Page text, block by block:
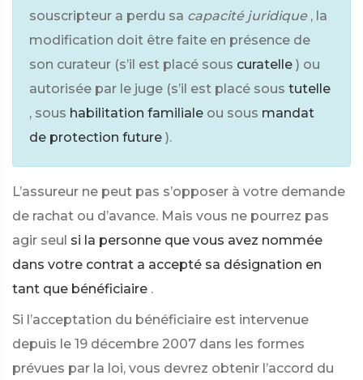
souscripteur a perdu sa capacité juridique , la
modification doit être faite en présence de
son curateur (s’il est placé sous curatelle ) ou
autorisée par le juge (s’il est placé sous tutelle
, sous habilitation familiale ou sous mandat
de protection future ).
L’assureur ne peut pas s’opposer à votre demande
de rachat ou d’avance. Mais vous ne pourrez pas
agir seul si la personne que vous avez nommée
dans votre contrat a accepté sa désignation en
tant que bénéficiaire .
Si l’acceptation du bénéficiaire est intervenue
depuis le 19 décembre 2007 dans les formes
prévues par la loi, vous devrez obtenir l’accord du